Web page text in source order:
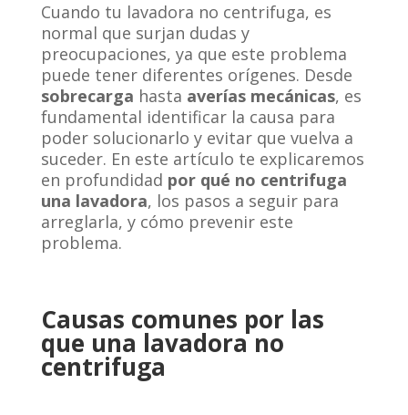
Cuando tu lavadora no centrifuga, es
normal que surjan dudas y
preocupaciones, ya que este problema
puede tener diferentes orígenes. Desde
sobrecarga hasta averías mecánicas, es
fundamental identificar la causa para
poder solucionarlo y evitar que vuelva a
suceder. En este artículo te explicaremos
en profundidad por qué no centrifuga
una lavadora, los pasos a seguir para
arreglarla, y cómo prevenir este
problema.
Causas comunes por las
que una lavadora no
centrifuga